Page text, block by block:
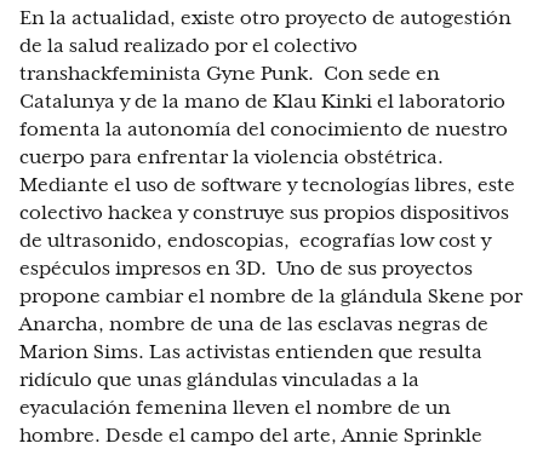
En la actualidad, existe otro proyecto de autogestión
de la salud realizado por el colectivo
transhackfeminista Gyne Punk. Con sede en
Catalunya y de la mano de Klau Kinki el laboratorio
fomenta la autonomía del conocimiento de nuestro
cuerpo para enfrentar la violencia obstétrica.
Mediante el uso de software y tecnologías libres, este
colectivo hackea y construye sus propios dispositivos
de ultrasonido, endoscopias, ecografías low cost y
espéculos impresos en 3D. Uno de sus proyectos
propone cambiar el nombre de la glándula Skene por
Anarcha, nombre de una de las esclavas negras de
Marion Sims. Las activistas entienden que resulta
ridículo que unas glándulas vinculadas a la
eyaculación femenina lleven el nombre de un
hombre. Desde el campo del arte, Annie Sprinkle